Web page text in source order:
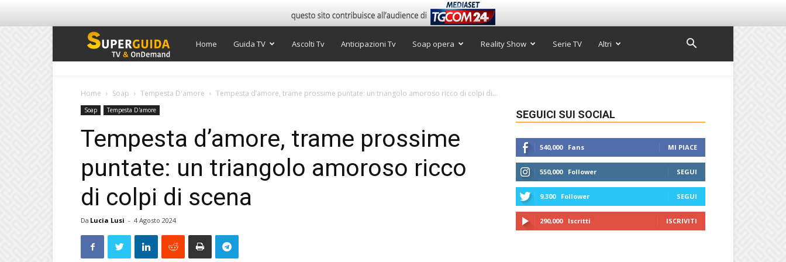
Super
Home Guida TV Ascolti Tv Anticipazioni Tv Soap opera Reality Show Serie TV Altri
Home Soap Tempesta D'amore Tempesta d’amore, trame prossime puntate: un triangolo amoroso ricco di colpi di...
Soap Tempesta D'amore
Tempesta d’amore, trame prossime
puntate: un triangolo amoroso ricco
di colpi di scena
Da Lucia Lusi - 4 Agosto 2024
SEGUICI SUI SOCIAL
540,000 Fans MI PIACE
550,000 Follower SEGUI
9,300 Follower SEGUI
290,000 Iscritti ISCRIVITI